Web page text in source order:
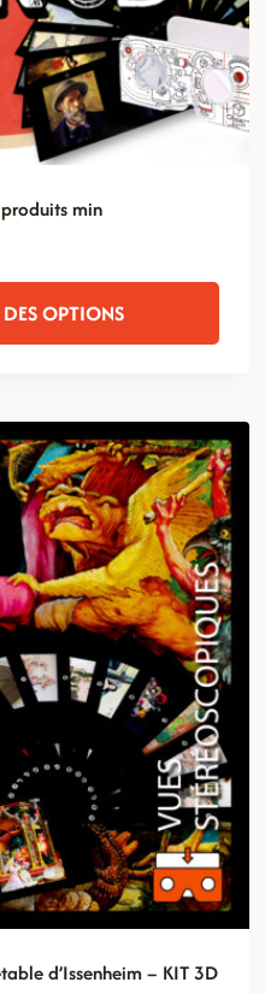
produits min
OPTIONS
d’Issenheim – KIT 3D